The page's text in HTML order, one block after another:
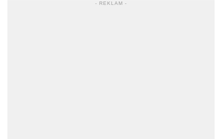
- REKLAM -